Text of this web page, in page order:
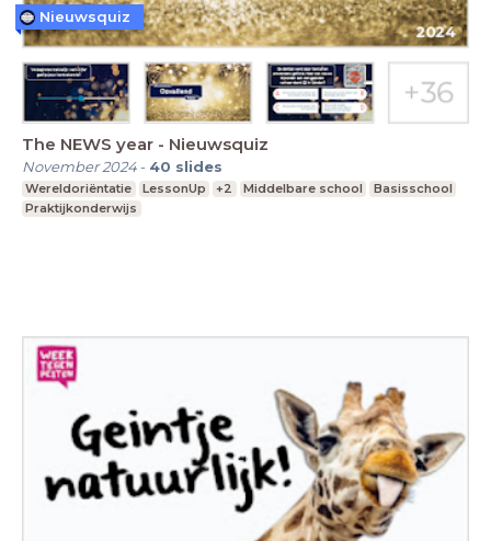
The NEWS year - Nieuwsquiz
November 2024- 40 slides
Wereldoriëntatie LessonUp +2 Middelbare school
Basisschool
Praktijkonderwijs
Nieuwsquiz